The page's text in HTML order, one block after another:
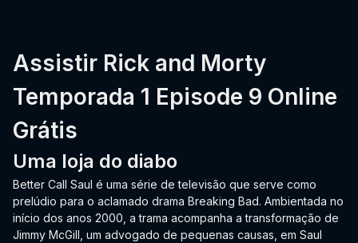
Assistir Rick and Morty
Temporada 1 Episode 9 Online
Grátis
Uma loja do diabo
Better Call Saul é uma série de televisão que serve como
prelúdio para o aclamado drama Breaking Bad. Ambientada no
início dos anos 2000, a trama acompanha a transformação de
Jimmy McGill, um advogado de pequenas causas, em Saul